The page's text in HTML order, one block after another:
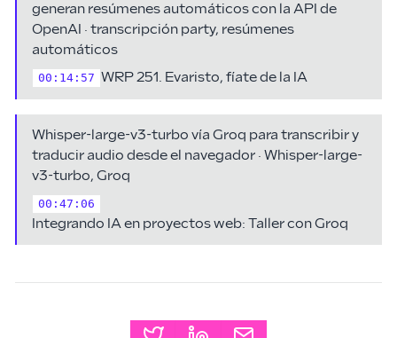
generan resúmenes automáticos con la API de
OpenAI · transcripción party, resúmenes
automáticos
00:14:57 WRP 251. Evaristo, fíate de la IA
Whisper-large-v3-turbo vía Groq para transcribir y
traducir audio desde el navegador · Whisper-large-
v3-turbo, Groq
00:47:06
Integrando IA en proyectos web: Taller con Groq